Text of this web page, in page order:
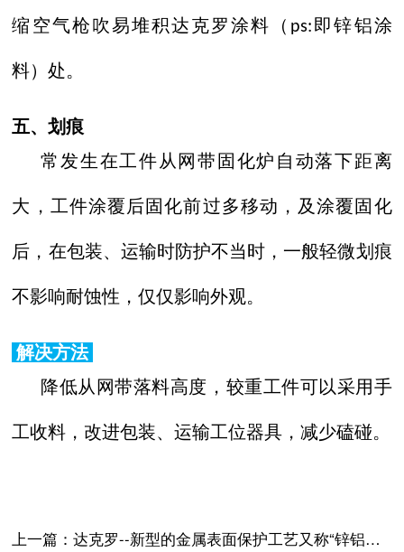
缩空气枪吹易堆积达克罗涂料（ ps: 即锌铝涂
料）处。
五、划痕
常发生在工件从网带固化炉自动落下距离
大，工件涂覆后固化前过多移动，及涂覆固化
后，在包装、运输时防护不当时，一般轻微划痕
不影响耐蚀性，仅仅影响外观。
解决方法
降低从网带落料高度，较重工件可以采用手
工收料，改进包装、运输工位器具，减少磕碰。
上一篇：达克罗--新型的金属表面保护工艺又称“锌铝涂层”